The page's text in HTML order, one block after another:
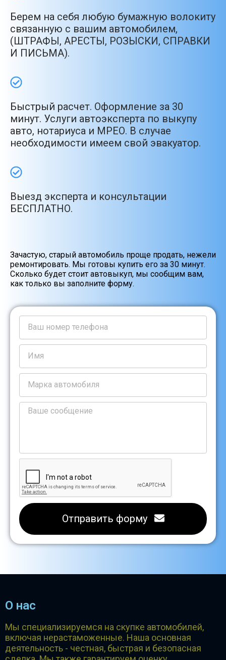
Берем на себя любую бумажную волокиту
связанную с вашим автомобилем,
(ШТРАФЫ, АРЕСТЫ, РОЗЫСКИ, СПРАВКИ
И ПИСЬМА).
Быстрый расчет. Оформление за 30
минут. Услуги автоэксперта по выкупу
авто, нотариуса и МРЕО. В случае
необходимости имеем свой эвакуатор.
Выезд эксперта и консультации
БЕСПЛАТНО.
Зачастую, старый автомобиль проще продать, нежели
ремонтировать. Мы готовы купить его за 30 минут.
Сколько будет стоит автовыкуп, мы сообщим вам,
как только вы заполните форму.
Отправить форму
О нас
Мы специализируемся на скупке автомобилей,
включая нерастаможенные. Наша основная
деятельность - честная, быстрая и безопасная